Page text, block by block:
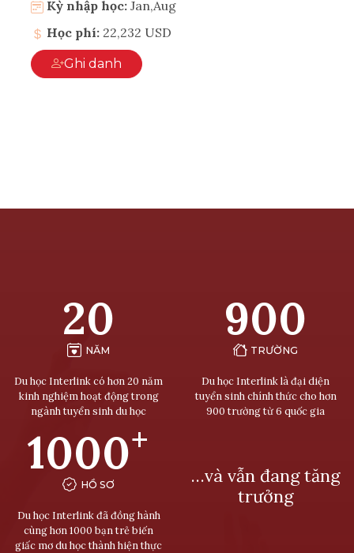
Kỳ nhập học: Jan,Aug
Học phí: 22,232 USD
Ghi danh
20
NĂM
Du học Interlink có hơn 20 năm
kinh nghiệm hoạt động trong
ngành tuyển sinh du học
900
TRƯỜNG
Du học Interlink là đại diện
tuyển sinh chính thức cho hơn
900 trường từ 6 quốc gia
1000+
HỒ SƠ
Du học Interlink đã đồng hành
cùng hơn 1000 bạn trẻ biến
giấc mơ du học thành hiện thực
…và vẫn đang tăng
trưởng